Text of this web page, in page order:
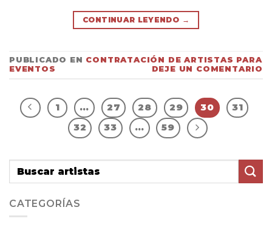
CONTINUAR LEYENDO →
PUBLICADO EN CONTRATACIÓN DE ARTISTAS PARA
EVENTOS
DEJE UN COMENTARIO
1 … 27 28 29 30
31
32
33 … 59
CATEGORÍAS